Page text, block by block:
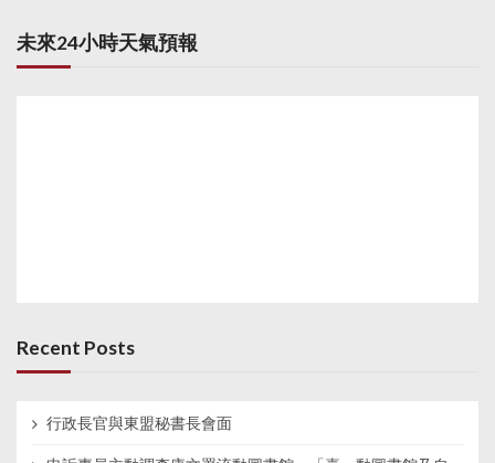
未來24小時天氣預報
Recent Posts
行政長官與東盟秘書長會面